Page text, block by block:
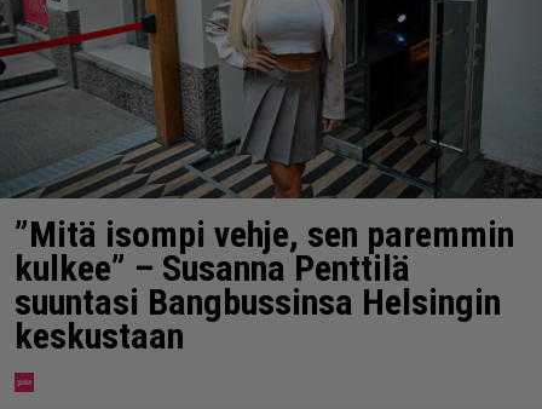
”Mitä isompi vehje, sen paremmin
kulkee” – Susanna Penttilä
suuntasi Bangbussinsa Helsingin
keskustaan